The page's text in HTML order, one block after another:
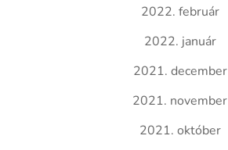
2022. február
2022. január
2021. december
2021. november
2021. október